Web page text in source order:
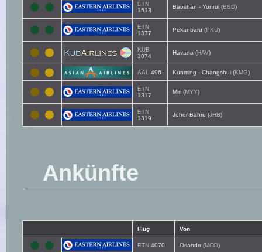
ETN
1513
Baoshan - Yunrui (BSD)
ETN
1377
Pekanbaru (PKU)
KUB
3074
Havana (HAV)
AAL 496 Kunming - Changshui (KMG)
ETN
1317
Miri (MYY)
ETN
1319
Johor Bahru (JHB)
Ankünfte
Flug Von
ETN 4070 Orlando (MCO)